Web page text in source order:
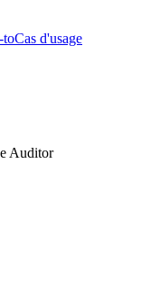
toCas d'usage
Auditor